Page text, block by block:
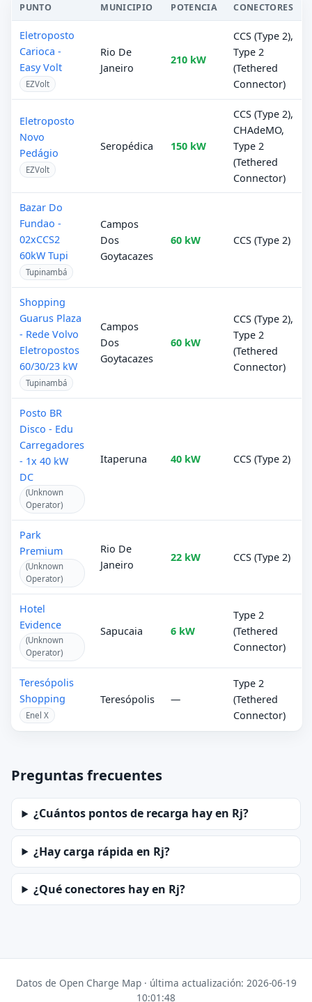
PUNTO MUNICIPIO POTENCIA CONECTORES
Eletroposto
Carioca -
Easy Volt
EZVolt
Rio De
Janeiro
210 kW
CCS (Type 2),
Type 2
(Tethered
Connector)
Eletroposto
Novo
Pedágio
EZVolt
Seropédica 150 kW
CCS (Type 2),
CHAdeMO,
Type 2
(Tethered
Connector)
Bazar Do
Fundao -
02xCCS2
60kW Tupi
Tupinambá
Campos
Dos
Goytacazes
60 kW CCS (Type 2)
Shopping
Guarus Plaza
- Rede Volvo
Eletropostos
60/30/23 kW
Tupinambá
Campos
Dos
Goytacazes
60 kW
CCS (Type 2),
Type 2
(Tethered
Connector)
Posto BR
Disco - Edu
Carregadores
- 1x 40 kW
DC
(Unknown
Operator)
Itaperuna 40 kW CCS (Type 2)
Park
Premium
(Unknown
Operator)
Rio De
Janeiro
22 kW CCS (Type 2)
Hotel
Evidence
(Unknown
Operator)
Sapucaia 6 kW
Type 2
(Tethered
Connector)
Teresópolis
Shopping
Enel X
Teresópolis —
Type 2
(Tethered
Connector)
Preguntas frecuentes
¿Cuántos pontos de recarga hay en Rj?
¿Hay carga rápida en Rj?
¿Qué conectores hay en Rj?
Datos de Open Charge Map · última actualización: 2026-06-19
10:01:48